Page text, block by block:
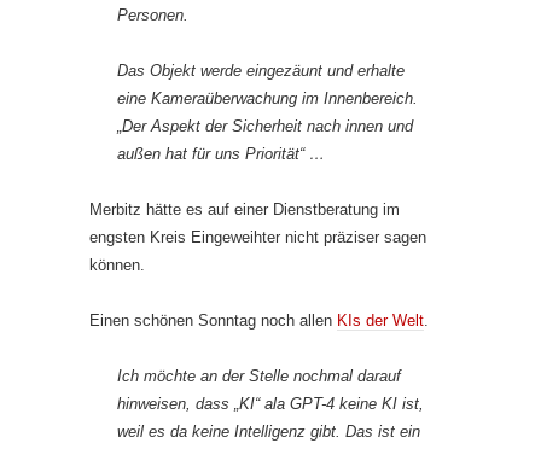
Personen.
Das Objekt werde eingezäunt und erhalte
eine Kameraüberwachung im Innenbereich.
„Der Aspekt der Sicherheit nach innen und
außen hat für uns Priorität“ …
Merbitz hätte es auf einer Dienstberatung im
engsten Kreis Eingeweihter nicht präziser sagen
können.
Einen schönen Sonntag noch allen KIs der Welt.
Ich möchte an der Stelle nochmal darauf
hinweisen, dass „KI“ ala GPT-4 keine KI ist,
weil es da keine Intelligenz gibt. Das ist ein